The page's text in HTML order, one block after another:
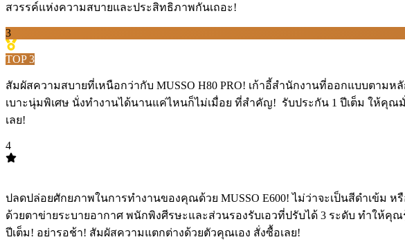
สวรรค์แห่งความสบายและประสิทธิภาพกันเถอะ!
3
TOP3
สัมผัสความสบายที่เหนือกว่ากับ MUSSO H80 PRO! เก้าอี้สำนักงานที่ออกแบบตา
เบาะนุ่มพิเศษ นั่งทำงานได้นานแค่ไหนก็ไม่เมื่อย ที่สำคัญ! ️ รับประกัน 1 ปีเต็ม ให้
เลย!
4
ปลดปล่อยศักยภาพในการทำงานของคุณด้วย MUSSO E600! ไม่ว่าจะเป็นสีดำเข้ม
ด้วยตาข่ายระบายอากาศ พนักพิงศีรษะและส่วนรองรับเอวที่ปรับได้ 3 ระดับ ทำให้คุ
ปีเต็ม! อย่ารอช้า! สัมผัสความแตกต่างด้วยตัวคุณเอง สั่งซื้อเลย!